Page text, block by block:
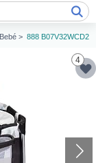
> 888 B07V32WCD2
4